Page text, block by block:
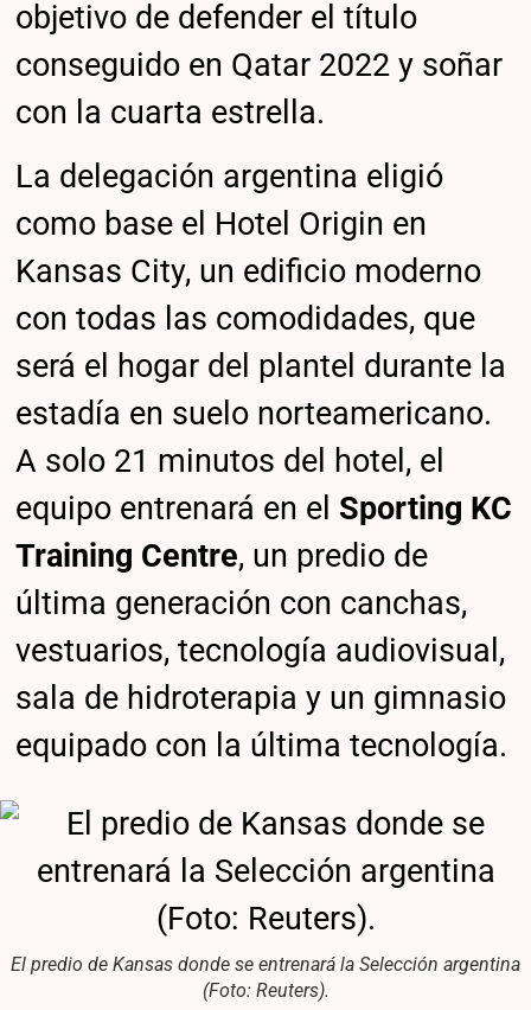
objetivo de defender el título
conseguido en Qatar 2022 y soñar
con la cuarta estrella.
La delegación argentina eligió
como base el Hotel Origin en
Kansas City, un edificio moderno
con todas las comodidades, que
será el hogar del plantel durante la
estadía en suelo norteamericano.
A solo 21 minutos del hotel, el
equipo entrenará en el Sporting KC
Training Centre, un predio de
última generación con canchas,
vestuarios, tecnología audiovisual,
sala de hidroterapia y un gimnasio
equipado con la última tecnología.
El predio de Kansas donde se entrenará la Selección argentina
(Foto: Reuters).